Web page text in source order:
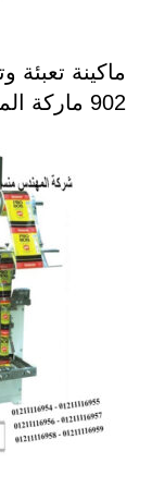
ماكينة تعبئة
902 ماركة المهندس منسى